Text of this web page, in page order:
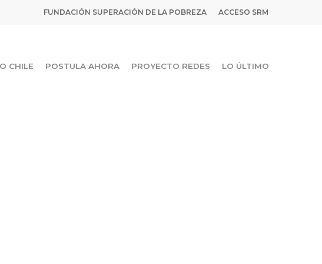
FUNDACIÓN SUPERACIÓN DE LA POBREZA ACCESO SRM
CHILE POSTULA AHORA PROYECTO REDES LO ÚLTIMO